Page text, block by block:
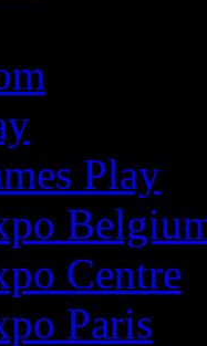
Play
Centre
Paris